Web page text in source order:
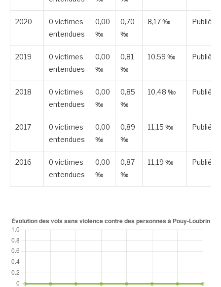
2020
0 victimes
entendues
0,00
‰
0,70
‰
8,17 ‰ Publiée
2019
0 victimes
entendues
0,00
‰
0,81
‰
10,59 ‰ Publiée
2018
0 victimes
entendues
0,00
‰
0,85
‰
10,48 ‰ Publiée
2017
0 victimes
entendues
0,00
‰
0,89
‰
11,15 ‰ Publiée
2016
0 victimes
entendues
0,00
‰
0,87
‰
11,19 ‰ Publiée